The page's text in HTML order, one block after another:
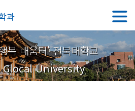
과
복 배움터' 전북대학교
Glocal University